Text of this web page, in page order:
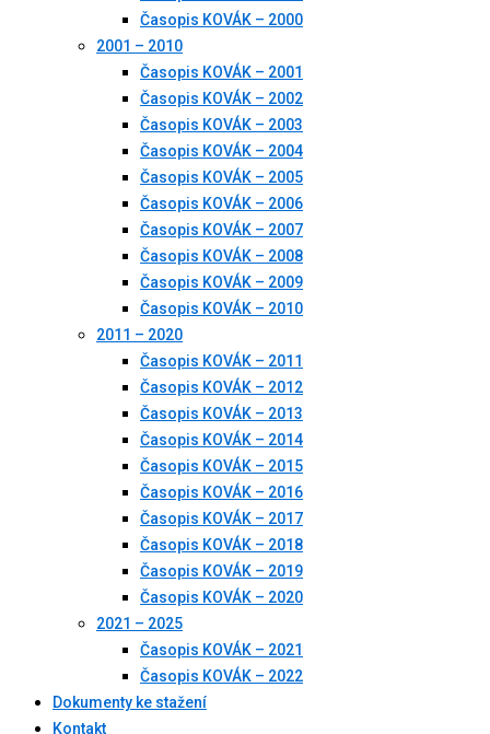
Časopis KOVÁK – 2000
2001 – 2010
Časopis KOVÁK – 2001
Časopis KOVÁK – 2002
Časopis KOVÁK – 2003
Časopis KOVÁK – 2004
Časopis KOVÁK – 2005
Časopis KOVÁK – 2006
Časopis KOVÁK – 2007
Časopis KOVÁK – 2008
Časopis KOVÁK – 2009
Časopis KOVÁK – 2010
2011 – 2020
Časopis KOVÁK – 2011
Časopis KOVÁK – 2012
Časopis KOVÁK – 2013
Časopis KOVÁK – 2014
Časopis KOVÁK – 2015
Časopis KOVÁK – 2016
Časopis KOVÁK – 2017
Časopis KOVÁK – 2018
Časopis KOVÁK – 2019
Časopis KOVÁK – 2020
2021 – 2025
Časopis KOVÁK – 2021
Časopis KOVÁK – 2022
Dokumenty ke stažení
Kontakt